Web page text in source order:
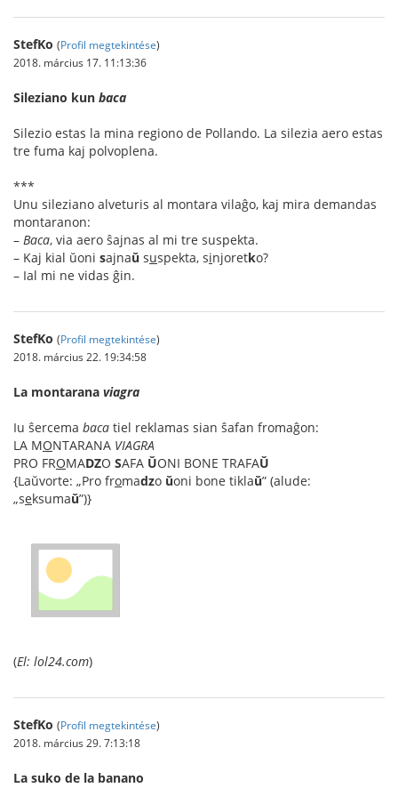
StefKo (Profil megtekintése)
2018. március 17. 11:13:36
Sileziano kun baca
Silezio estas la mina regiono de Pollando. La silezia aero estas
tre fuma kaj polvoplena.
***
Unu sileziano alveturis al montara vilaĝo, kaj mira demandas
montaranon:
– Baca, via aero ŝajnas al mi tre suspekta.
– Kaj kial ŭoni sajnaŭ suspekta, sinjoretko?
– Ial mi ne vidas ĝin.
StefKo (Profil megtekintése)
2018. március 22. 19:34:58
La montarana viagra
Iu ŝercema baca tiel reklamas sian ŝafan fromaĝon:
LA MONTARANA VIAGRA
PRO FROMADZO SAFA ŬONI BONE TRAFAŬ
{Laŭvorte: „Pro fromadzo ŭoni bone tiklaŭ” (alude:
„seksumaŭ”)}
(El: lol24.com)
StefKo (Profil megtekintése)
2018. március 29. 7:13:18
La suko de la banano